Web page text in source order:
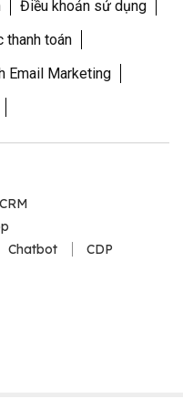
trọn
theo yêu cầu
Khác biệt nằm ở
chỉnh và cách
Một số dịch
chỉnh, nhưng
có sẵn thì khả
Điều khoản sử dụng
thanh toán
Email Marketing
CRM
Chatbot CDP